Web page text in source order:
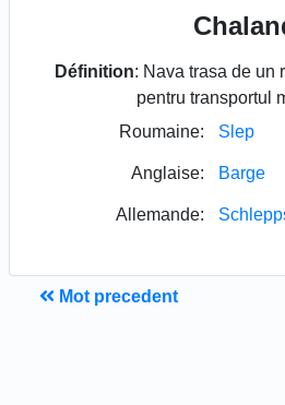
Définition: Nava trasa de un
pentru transportul
Roumaine:
Slep
Anglaise: Barge
Allemande:
Mot precedent